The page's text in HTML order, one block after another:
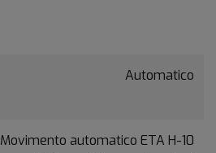
Automatico
Movimento automatico ETA H-10